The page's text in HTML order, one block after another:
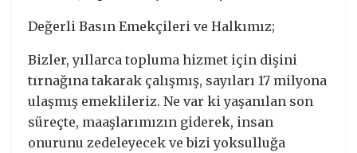
Değerli Basın Emekçileri ve Halkımız;
Bizler, yıllarca topluma hizmet için dişini
tırnağına takarak çalışmış, sayıları 17 milyona
ulaşmış emeklileriz. Ne var ki yaşanılan son
süreçte, maaşlarımızın giderek, insan
onurunu zedeleyecek ve bizi yoksulluğa